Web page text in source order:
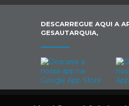
DESCARREGUE AQUI A
GESAUTARQUIA,